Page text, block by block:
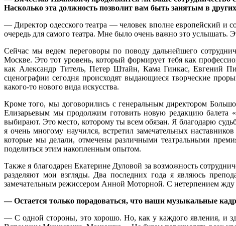
Насколько эта должность позволит вам быть занятым в
— Директор одесского театра — человек вполне европейский и
очередь для самого театра. Мне было очень важно это услышать.
Сейчас мы ведем переговоры по поводу дальнейшего
Москве. Это тот уровень, который формирует тебя как
как Александр Титель, Петер Штайн, Кама Гинкас, Евгений
сценографии сегодня происходят выдающиеся творческие
какого-то нового вида искусства.
Кроме того, мы договорились с генеральным директором
Елизарьевым мы продолжим готовить новую редакцию балета
выбирают. Это место, которому ты всем обязан. Я благодарю
я очень многому научился, встретил замечательных
которые мы делали, отмечены различными театральными
поделиться этим накопленным опытом.
Также я благодарен Екатерине Дуловой за возможность
разделяют мои взгляды. Два последних года я являюсь
замечательным режиссером Анной Моторной. С нетерпением
— Остается только порадоваться, что наши музыкальные
— С одной стороны, это хорошо. Но, как у каждого явления, и